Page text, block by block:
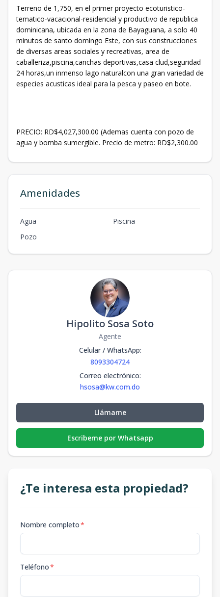
Terreno de 1,750, en el primer proyecto ecoturistico-
tematico-vacacional-residencial y productivo de republica
dominicana, ubicada en la zona de Bayaguana, a solo 40
minutos de santo domingo Este, con sus construcciones
de diversas areas sociales y recreativas, area de
caballeriza,piscina,canchas deportivas,casa clud,seguridad
24 horas,un inmenso lago naturalcon una gran variedad de
especies acusticas ideal para la pesca y paseo en bote.
PRECIO: RD$4,027,300.00 (Ademas cuenta con pozo de
agua y bomba sumergible. Precio de metro: RD$2,300.00
Amenidades
Agua
Piscina
Pozo
Hipolito Sosa Soto
Agente
Celular / WhatsApp:
8093304724
Correo electrónico:
hsosa@kw.com.do
Llámame
Escribeme por Whatsapp
¿Te interesa esta propiedad?
Nombre completo*
Teléfono*